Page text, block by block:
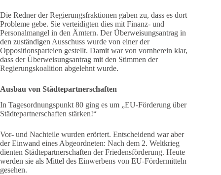
Die Redner der Regierungsfraktionen gaben zu, dass es dort
Probleme gebe. Sie verteidigten dies mit Finanz- und
Personalmangel in den Ämtern. Der Überweisungsantrag in
den zuständigen Ausschuss wurde von einer der
Oppositionsparteien gestellt. Damit war von vornherein klar,
dass der Überweisungsantrag mit den Stimmen der
Regierungskoalition abgelehnt wurde.
Ausbau von Städtepartnerschaften
In Tagesordnungspunkt 80 ging es um „EU-Förderung über
Städtepartnerschaften stärken!“
Vor- und Nachteile wurden erörtert. Entscheidend war aber
der Einwand eines Abgeordneten: Nach dem 2. Weltkrieg
dienten Städtepartnerschaften der Friedensförderung. Heute
werden sie als Mittel des Einwerbens von EU-Fördermitteln
gesehen.